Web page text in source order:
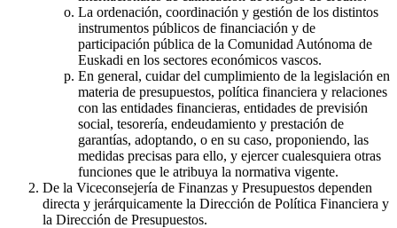
La ordenación, coordinación y gestión de los distintos
instrumentos públicos de financiación y de
participación pública de la Comunidad Autónoma de
Euskadi en los sectores económicos vascos.
En general, cuidar del cumplimiento de la legislación en
materia de presupuestos, política financiera y relaciones
con las entidades financieras, entidades de previsión
social, tesorería, endeudamiento y prestación de
garantías, adoptando, o en su caso, proponiendo, las
medidas precisas para ello, y ejercer cualesquiera otras
funciones que le atribuya la normativa vigente.
De la Viceconsejería de Finanzas y Presupuestos dependen
directa y jerárquicamente la Dirección de Política Financiera y
la Dirección de Presupuestos.